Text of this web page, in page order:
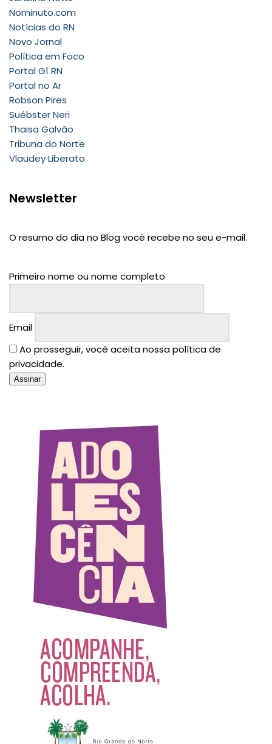
Nominuto.com
Notícias do RN
Novo Jornal
Política em Foco
Portal G1 RN
Portal no Ar
Robson Pires
Suébster Neri
Thaisa Galvão
Tribuna do Norte
Vlaudey Liberato
Newsletter
O resumo do dia no Blog você recebe no seu e-mail.
Primeiro nome ou nome completo
Email
Ao prosseguir, você aceita nossa política de
privacidade.